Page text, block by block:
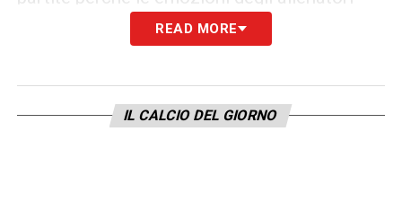
sono diverse. In Inghilterra è intesa come
cavalleria, ma non la condivido, perché non
amo la falsità e seguo i miei sentimenti. Non
conosco Klopp personalmente, è un grande
READ MORE
IL CALCIO DEL GIORNO